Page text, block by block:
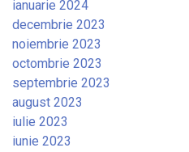
ianuarie 2024
decembrie 2023
noiembrie 2023
octombrie 2023
septembrie 2023
august 2023
iulie 2023
iunie 2023